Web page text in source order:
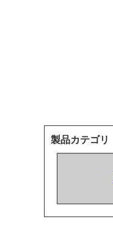
製品カテゴリ